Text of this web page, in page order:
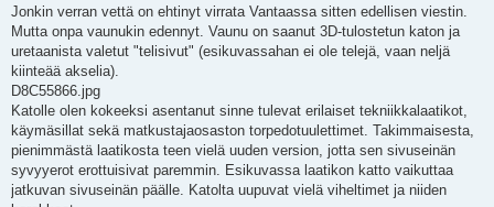
e
t
i
Jonkin verran vettä on ehtinyt virrata Vantaassa sitten edellisen viestin.
Mutta onpa vaunukin edennyt. Vaunu on saanut 3D-tulostetun katon ja
uretaanista valetut "telisivut" (esikuvassahan ei ole telejä, vaan neljä
kiinteää akselia).
D8C55866.jpg
Katolle olen kokeeksi asentanut sinne tulevat erilaiset tekniikkalaatikot,
käymäsillat sekä matkustajaosaston torpedotuulettimet. Takimmaisesta,
pienimmästä laatikosta teen vielä uuden version, jotta sen sivuseinän
syvyyerot erottuisivat paremmin. Esikuvassa laatikon katto vaikuttaa
jatkuvan sivuseinän päälle. Katolta uupuvat vielä viheltimet ja niiden